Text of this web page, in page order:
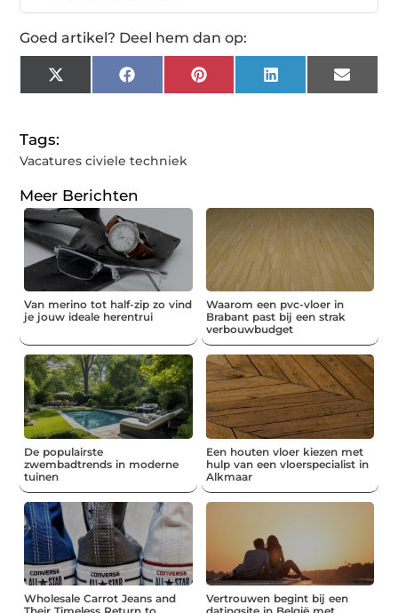
Goed artikel? Deel hem dan op:
X
(Twitter)
FacebookPinterestLinkedInEmail
Tags:
Vacatures civiele techniek
Meer Berichten
Van merino tot half-zip zo vind
je jouw ideale herentrui
Waarom een pvc-vloer in
Brabant past bij een strak
verbouwbudget
De populairste
zwembadtrends in moderne
tuinen
Een houten vloer kiezen met
hulp van een vloerspecialist in
Alkmaar
Wholesale Carrot Jeans and
Vertrouwen begint bij een